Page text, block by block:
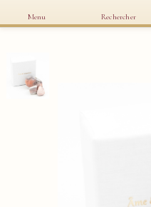
Menu Rechercher